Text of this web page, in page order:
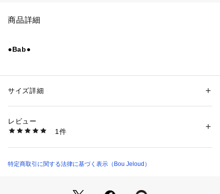
商品詳細
●Bab●
小柄さんにもうれしいXSサイズも新登場しました★
XSサイズ　着丈102cm
Sサイズ　着丈112cm
しています。
性別：レディース
素材：表地 ポリエステル50% 綿50% 裏地 ポリエステル100%
商品番号：
5410282 （ショップ）
サイズ詳細
レビュー
1件
特定商取引に関する法律に基づく表示（Bou Jeloud）